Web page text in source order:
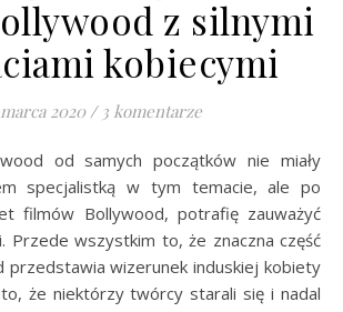
z silnymi
kobiecymi
2020 / 3 komentarze
specjalistką w tym temacie, ale po
filmów Bollywood, potrafię zauważyć
Przede wszystkim to, że znaczna część
przedstawia wizerunek induskiej kobiety
że niektórzy twórcy starali się i nadal